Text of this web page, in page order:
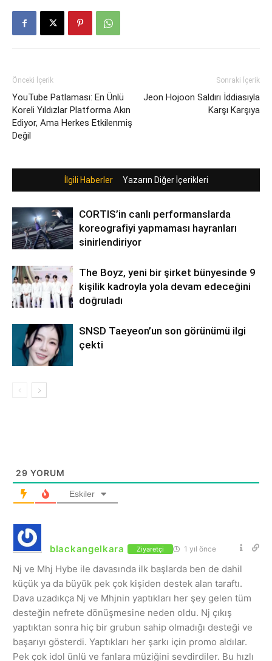
Önceki İçerik
YouTube Patlaması: En Ünlü
Koreli Yıldızlar Platforma Akın
Ediyor, Ama Herkes Etkilenmiş
Değil
Sonraki İçerik
Jeon Hojoon Saldırı İddiasıyla
Karşı Karşıya
İlgili Haberler Yazarın Diğer İçerikleri
CORTIS’in canlı performanslarda
koreografiyi yapmaması hayranları
sinirlendiriyor
The Boyz, yeni bir şirket bünyesinde 9
kişilik kadroyla yola devam edeceğini
doğruladı
SNSD Taeyeon’un son görünümü ilgi
çekti
29 YORUM
Eskiler
blackangelkara Ziyaretçi 1 yıl önce
Nj ve Mhj Hybe ile davasında ilk başlarda ben de dahil
küçük ya da büyük pek çok kişiden destek alan taraftı.
Dava uzadıkça Nj ve Mhjnin yaptıkları her şey gelen tüm
desteğin nefrete dönüşmesine neden oldu. Nj çıkış
yaptıktan sonra hiç bir grubun sahip olmadığı desteği ve
başarıyı gösterdi. Yaptıkları her şarkı için promo aldılar.
Pek çok idol ünlü ve fanlara müziğini sevdirdiler. Bu hızlı